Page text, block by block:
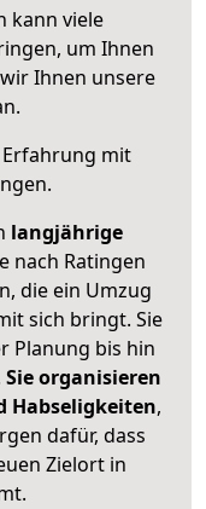
kann viele
um Ihnen
Ihnen unsere
Erfahrung mit
.
langjährige
nach Ratingen
die ein Umzug
sich bringt. Sie
Planung bis hin
Sie organisieren
Habseligkeiten,
dafür, dass
Zielort in